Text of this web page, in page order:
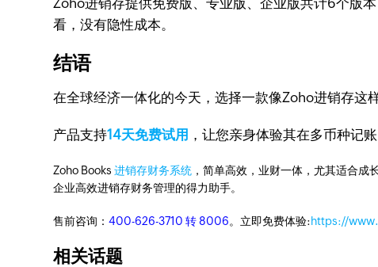
Zoho进销存提供免费版、专业版、企业版共计6个版
看，没有隐性成本。
结语
在全球经济一体化的今天，选择一款像Zoho进销存这
产品支持14天免费试用 ，让您亲身体验其在多币种记
Zoho Books进销存财务系统 ，简单高效，业财一体，尤其适合
企业高效进销存财务管理的得力助手。
售前咨询：400-626-3710 转 8006。立即免费体验:https://
相关话题